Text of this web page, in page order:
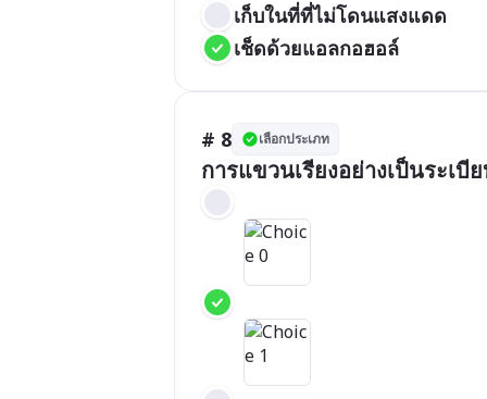
เก็บในที่ที่ไม่โดนแสงแดด
เช็ดด้วยแอลกอฮอล์
# 8 เลือกประเภท
การแขวนเรียงอย่างเป็นระเบี